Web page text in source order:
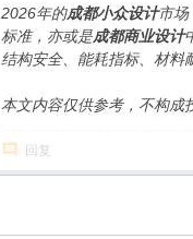
2026年的成都小众设计市场
标准，亦或是成都商业设计
结构安全、能耗指标、材料
本文内容仅供参考，不构成
回复